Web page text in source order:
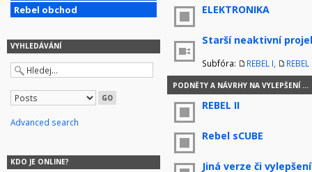
Rebel obchod
VYHLEDÁVÁNÍ
Advanced search
KDO JE ONLINE?
ELEKTRONIKA
Starší neaktivní
Subfóra: REBEL I REBEL
PODNĚTY A NÁVRHY NA VYLEPŠENÍ ...
REBEL II
Rebel sCUBE
Jiná verze či